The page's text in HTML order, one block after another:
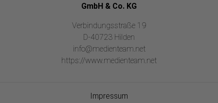
GmbH & Co. KG
Verbindungsstraße 19
D-40723 Hilden
info@medienteam.net
https://www.medienteam.net
Impressum